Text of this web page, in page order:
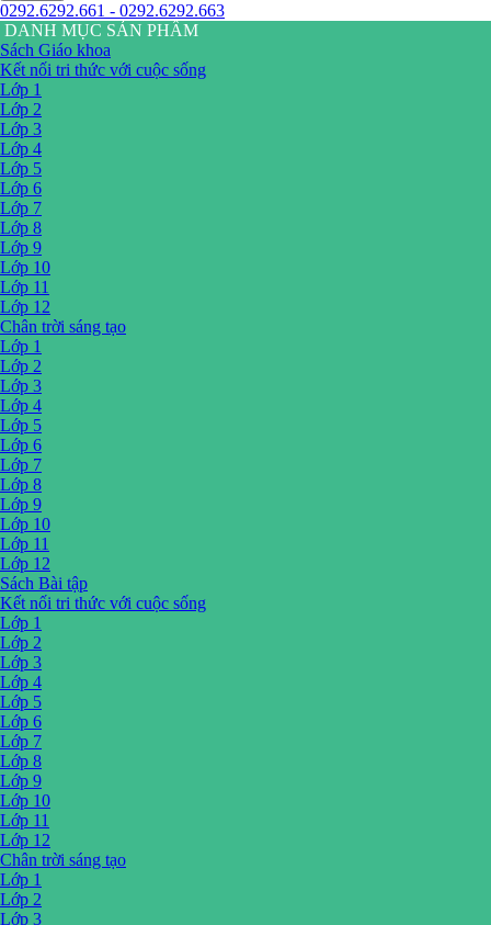
0292.6292.661 - 0292.6292.663
DANH MỤC SẢN PHẨM
Sách Giáo khoa
Kết nối tri thức với cuộc sống
Lớp 1
Lớp 2
Lớp 3
Lớp 4
Lớp 5
Lớp 6
Lớp 7
Lớp 8
Lớp 9
Lớp 10
Lớp 11
Lớp 12
Chân trời sáng tạo
Lớp 1
Lớp 2
Lớp 3
Lớp 4
Lớp 5
Lớp 6
Lớp 7
Lớp 8
Lớp 9
Lớp 10
Lớp 11
Lớp 12
Sách Bài tập
Kết nối tri thức với cuộc sống
Lớp 1
Lớp 2
Lớp 3
Lớp 4
Lớp 5
Lớp 6
Lớp 7
Lớp 8
Lớp 9
Lớp 10
Lớp 11
Lớp 12
Chân trời sáng tạo
Lớp 1
Lớp 2
Lớp 3